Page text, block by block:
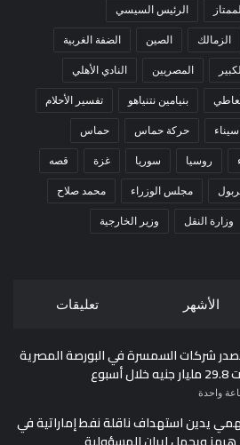
الرئيس السيسي
الزمالك الصين الضفة الغربية
المصريين النادي الأهلي
بنيامين نتنياهو تفسير الأحلام
حركة حماس حماس
روسيا سوريا غزة قصه
مجلس الوزراء محمد صلاح
وزارة النقل وزير الخارجية
الأشهر تعليقات
شركات السمسرة في البورصة المصرية
واحدة
يدين استهداف ناقلة نفط إماراتية في